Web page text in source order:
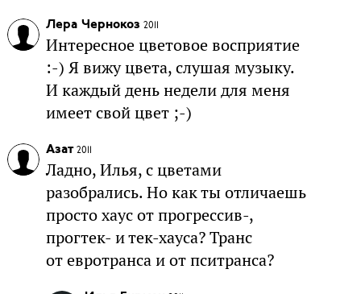
Лера Чернокоз 2011
Интересное цветовое восприятие
:-) Я вижу цвета, слушая музыку.
И каждый день недели для меня
имеет свой цвет ;-)
Азат 2011
Ладно, Илья, с цветами
разобрались. Но как ты отличаешь
просто хаус от прогрессив-,
прогтек- и тек-хауса? Транс
от евротранса и от пситранса?